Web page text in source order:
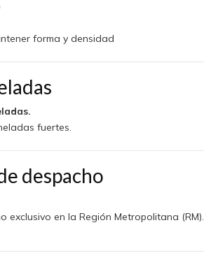
forma y densidad
fuertes.
despacho
exclusivo en la Región Metropolitana (RM).